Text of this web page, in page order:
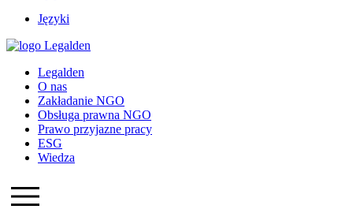
Języki
Legalden
O nas
Zakładanie NGO
Obsługa prawna NGO
Prawo przyjazne pracy
ESG
Wiedza